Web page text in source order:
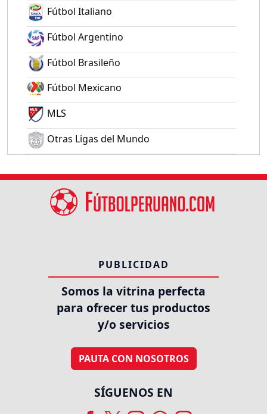
Fútbol Italiano
Fútbol Argentino
Fútbol Brasileño
Fútbol Mexicano
MLS
Otras Ligas del Mundo
PUBLICIDAD
Somos la vitrina perfecta
para ofrecer tus productos
y/o servicios
PAUTA CON NOSOTROS
SÍGUENOS EN